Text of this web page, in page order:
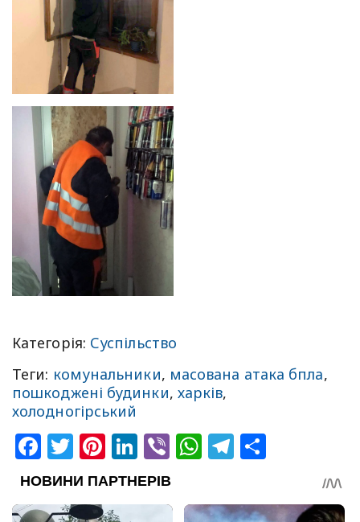
Категорія: Суспільство
Теги: комунальники, масована атака бпла,
пошкоджені будинки, харків,
холодногірський
Facebook
Twitter
Pinterest
LinkedIn
ViberWhatsApp
Telegram